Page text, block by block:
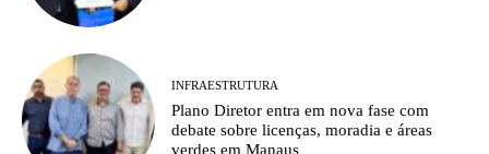
INFRAESTRUTURA
Plano Diretor entra em nova fase com
debate sobre licenças, moradia e áreas
verdes em Manaus